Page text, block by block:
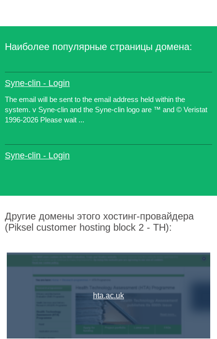
Наиболее популярные страницы домена:
Syne-clin - Login
The email will be sent to the email address held within the
system. v Syne-clin and the Syne-clin logo are ™ and © Veristat
1996-2026 Please wait ...
Syne-clin - Login
Другие домены этого хостинг-провайдера
(Piksel customer hosting block 2 - TH):
hta.ac.uk